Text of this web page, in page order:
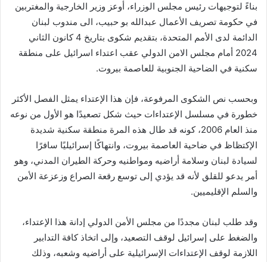
بناءً لتوجيهات رئيس مجلس الوزراء، أوعز وزير الخارجية والمغتربين
في حكومة تصريف الأعمال عبدالله بو حبيب، الى مندوب لبنان
الدائمة لدى الأمم المتحدة، بتقديم شكوى بتاريخ 4 كانون الثاني
2024 أمام مجلس الامن الدولي عقب اعتداء اسرائيل على منطقة
سكنية في الضاحية الجنوبية للعاصمة بيروت.
وبحسب نص الشكوى المرفوعة، فإن هذا الإعتداء يمثل الفصل الأكثر
خطورة في مسلسل الإعتداءات حيث شكل تصعيدًا هو الأول من نوعه
منذ العام 2006، كونه قد طال هذه المرة منطقة سكنية شديدة
الإكتظاظ في ضاحية العاصمة بيروت، وانتهاكًا إسرائيليًا سافرًا
لسيادة لبنان وسلامة أراضيه ومواطنيه وحركة الطيران المدني، وهو
أمر يدعو للقلق لأنه قد يؤدي إلى توسع رقعة الصراع وزعزعة الأمن
والسلم الإقليميين.
وقد طلب لبنان مجددًا من مجلس الأمن الدولي إدانة هذا الإعتداء،
والضغط على إسرائيل لوقف التصعيد، وإلى اتخاذ كافة التدابير
اللازمة لوقف الإعتداءات الإسرائيلية على أراضيه وشعبه، وذلك